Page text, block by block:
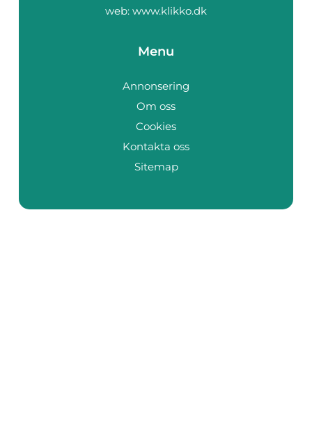
web: www.klikko.dk
Menu
Annonsering
Om oss
Cookies
Kontakta oss
Sitemap